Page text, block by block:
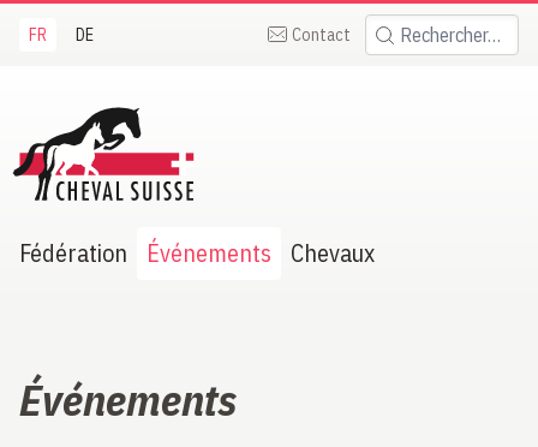
FR DE Contact Rechercher:
Suisse
Fédération Événements Chevaux
Événements